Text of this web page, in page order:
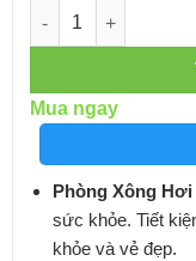
Số lượng
Mua ngay
Phòng Xông
sức khỏe. Tiết
khỏe và vẻ đẹp.